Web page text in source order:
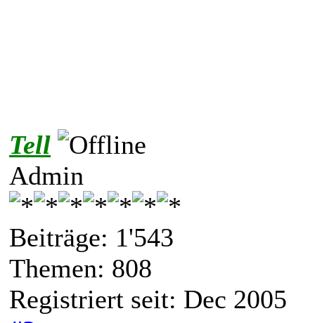
Tell
Admin
Beiträge: 1'543
Themen: 808
Registriert seit: Dec 2005